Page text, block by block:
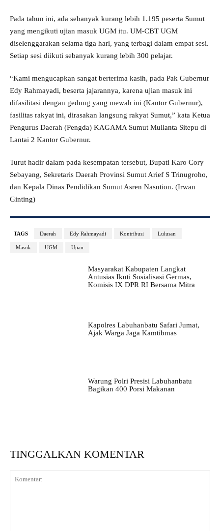
Pada tahun ini, ada sebanyak kurang lebih 1.195 peserta Sumut
yang mengikuti ujian masuk UGM itu. UM-CBT UGM
diselenggarakan selama tiga hari, yang terbagi dalam empat sesi.
Setiap sesi diikuti sebanyak kurang lebih 300 pelajar.
“Kami mengucapkan sangat berterima kasih, pada Pak Gubernur
Edy Rahmayadi, beserta jajarannya, karena ujian masuk ini
difasilitasi dengan gedung yang mewah ini (Kantor Gubernur),
fasilitas rakyat ini, dirasakan langsung rakyat Sumut,” kata Ketua
Pengurus Daerah (Pengda) KAGAMA Sumut Mulianta Sitepu di
Lantai 2 Kantor Gubernur.
Turut hadir dalam pada kesempatan tersebut, Bupati Karo Cory
Sebayang, Sekretaris Daerah Provinsi Sumut Arief S Trinugroho,
dan Kepala Dinas Pendidikan Sumut Asren Nasution. (Irwan
Ginting)
TAGS Daerah Edy Rahmayadi Kontribusi Lulusan
Masuk UGM Ujian
Masyarakat Kabupaten Langkat
Antusias Ikuti Sosialisasi Germas,
Komisis IX DPR RI Bersama Mitra
Kapolres Labuhanbatu Safari Jumat,
Ajak Warga Jaga Kamtibmas
Warung Polri Presisi Labuhanbatu
Bagikan 400 Porsi Makanan
TINGGALKAN KOMENTAR